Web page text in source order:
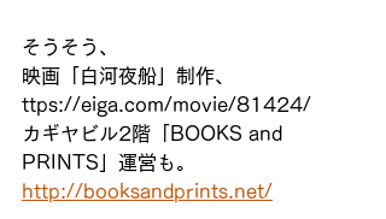
そうそう、
映画「白河夜船」制作、
ttps://eiga.com/movie/81424/
カギヤビル2階「BOOKS and
PRINTS」運営も。
http://booksandprints.net/